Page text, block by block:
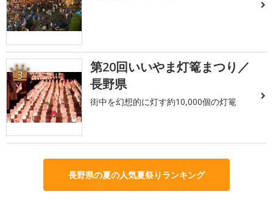
3
第20回いいやま灯篭まつり／
長野県
街中を幻想的に灯す約10,000個の灯篭
長野県の夏の人気夏祭りランキング